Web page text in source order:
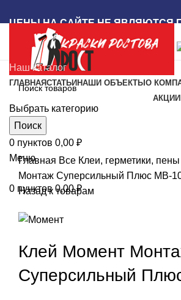
ЦЕНЫ НА САЙТЕ НЕ ЯВЛЯЮТСЯ
ОФЕРТОЙ
Выбрать категорию
Поиск
0 пунктов 0,00 ₽
Меню
0 пунктов 0,00₽
Наш каталог
ГЛАВНАЯСТАТЬИ НАШИ ОБЪЕКТЫ О
АКЦИИ
Увеличить
Главная Все Клеи, герметики, пены
Монтаж Суперсильный Плюс МВ-
Назад к товарам
Клей Момент
Суперсильный